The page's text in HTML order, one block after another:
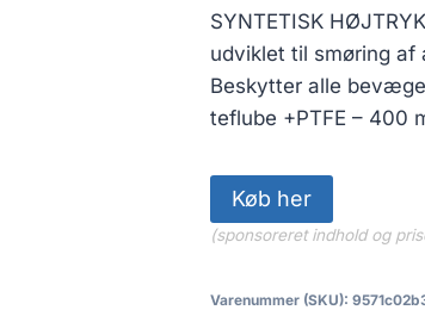
pris
var:
136.00
SYNTETISK
udviklet til smøring af
Beskytter alle
teflube +PTFE – 400
Køb her
(sponsoreret indhold og
Varenummer (SKU):